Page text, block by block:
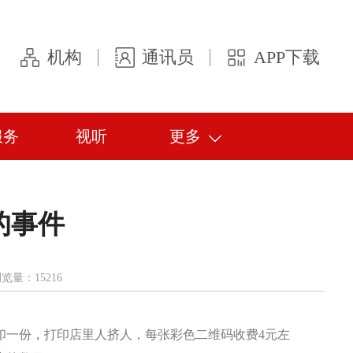
机构 通讯员 APP下载
视听 更多
事件
：15216
份，打印店里人挤人，每张彩色二维码收费4元左